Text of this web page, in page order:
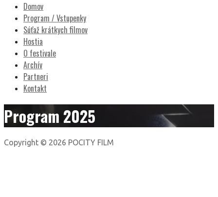
Domov
Program / Vstupenky
Súťaž krátkych filmov
Hostia
O festivale
Archív
Partneri
Kontakt
Program 2025
Copyright © 2026 POCITY FILM